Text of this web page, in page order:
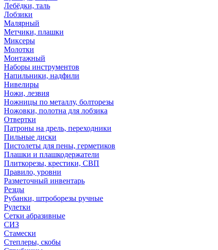
Лебёдки, таль
Лобзики
Малярный
Метчики, плашки
Миксеры
Молотки
Монтажный
Наборы инструментов
Напильники, надфили
Нивелиры
Ножи, лезвия
Ножницы по металлу, болторезы
Ножовки, полотна для лобзика
Отвертки
Патроны на дрель, переходники
Пильные диски
Пистолеты для пены, герметиков
Плашки и плашкодержатели
Плиткорезы, крестики, СВП
Правило, уровни
Разметочный инвентарь
Резцы
Рубанки, штроборезы ручные
Рулетки
Сетки абразивные
СИЗ
Стамески
Степлеры, скобы